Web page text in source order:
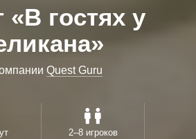
«В гостях у
Quest Guru
2–8 игроков